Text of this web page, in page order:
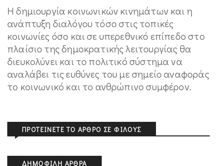
Η δημιουργία κοινωνικών κινημάτων και η
ανάπτυξη διαλόγου τόσο στις τοπικές
κοινωνίες όσο και σε υπερεθνικό επίπεδο στο
πλαίσιο της δημοκρατικής λειτουργίας θα
διευκολύνει και το πολιτικό σύστημα να
αναλάβει τις ευθύνες του με σημείο αναφοράς
το κοινωνικό και το ανθρώπινο συμφέρον.
ΠΡΟΤΕΊΝΕΤΕ ΤΟ ΆΡΘΡΟ ΣΕ ΦΊΛΟΥΣ
ΔΗΜΟΦΙΛΉ ΆΡΘΡΑ